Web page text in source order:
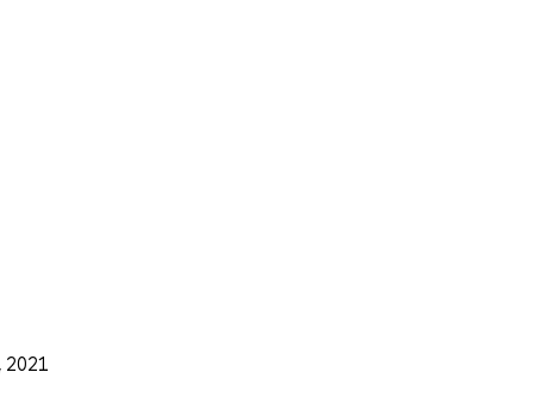
2021